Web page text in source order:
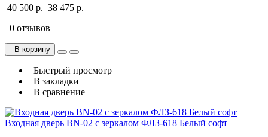
40 500 р. 38 475 р.
0 отзывов
В корзину
Быстрый просмотр
В закладки
В сравнение
Входная дверь BN-02 с зеркалом ФЛЗ-618 Белый софт